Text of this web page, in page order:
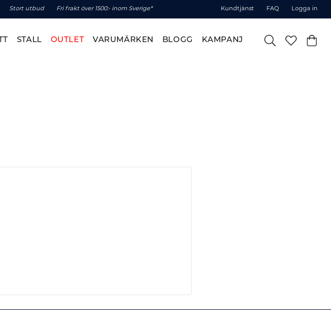
Stort utbud Fri frakt över 1500:- inom Sverige* Kundtjänst FAQ Logga in
STALL OUTLET VARUMÄRKEN BLOGG KAMPANJ